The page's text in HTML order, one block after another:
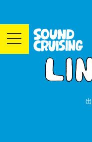
toggle
navigation